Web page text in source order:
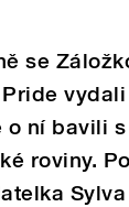
se
o ní bavili
roviny.